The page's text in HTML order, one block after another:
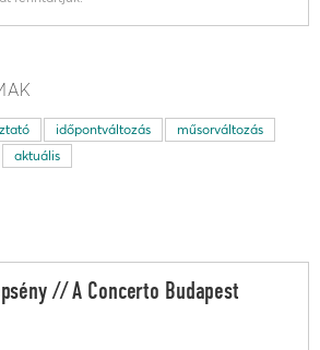
időpontváltozás
műsorváltozás
aktuális
// A Concerto Budapest